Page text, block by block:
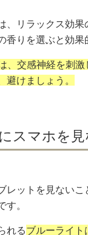
、リラックス効
香りを選ぶと効果
、交感神経を刺激
避けましょう。
スマホを見
レットを見ないこ
す。
れるブルーライト